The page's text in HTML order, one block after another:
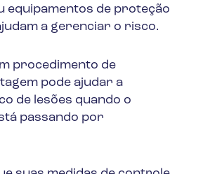
equipamentos de proteção
a gerenciar o risco.
procedimento de
pode ajudar a
de lesões quando o
passando por